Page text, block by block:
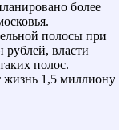
более
полосы при
рублей, власти
полос.
жизнь 1,5 миллиону